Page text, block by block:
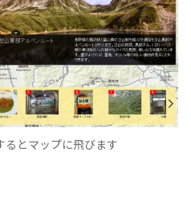
とマップに飛びます